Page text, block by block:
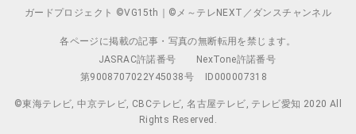
ガードプロジェクト ©VG15th｜©メ～テレNEXT／ダンスチャンネル
各ページに掲載の記事・写真の無断転用を禁じます。
JASRAC許諾番号
NexTone許諾番号
第9008707022Y45038号
ID000007318
©東海テレビ, 中京テレビ, CBCテレビ, 名古屋テレビ, テレビ愛知 2020 All
Rights Reserved.